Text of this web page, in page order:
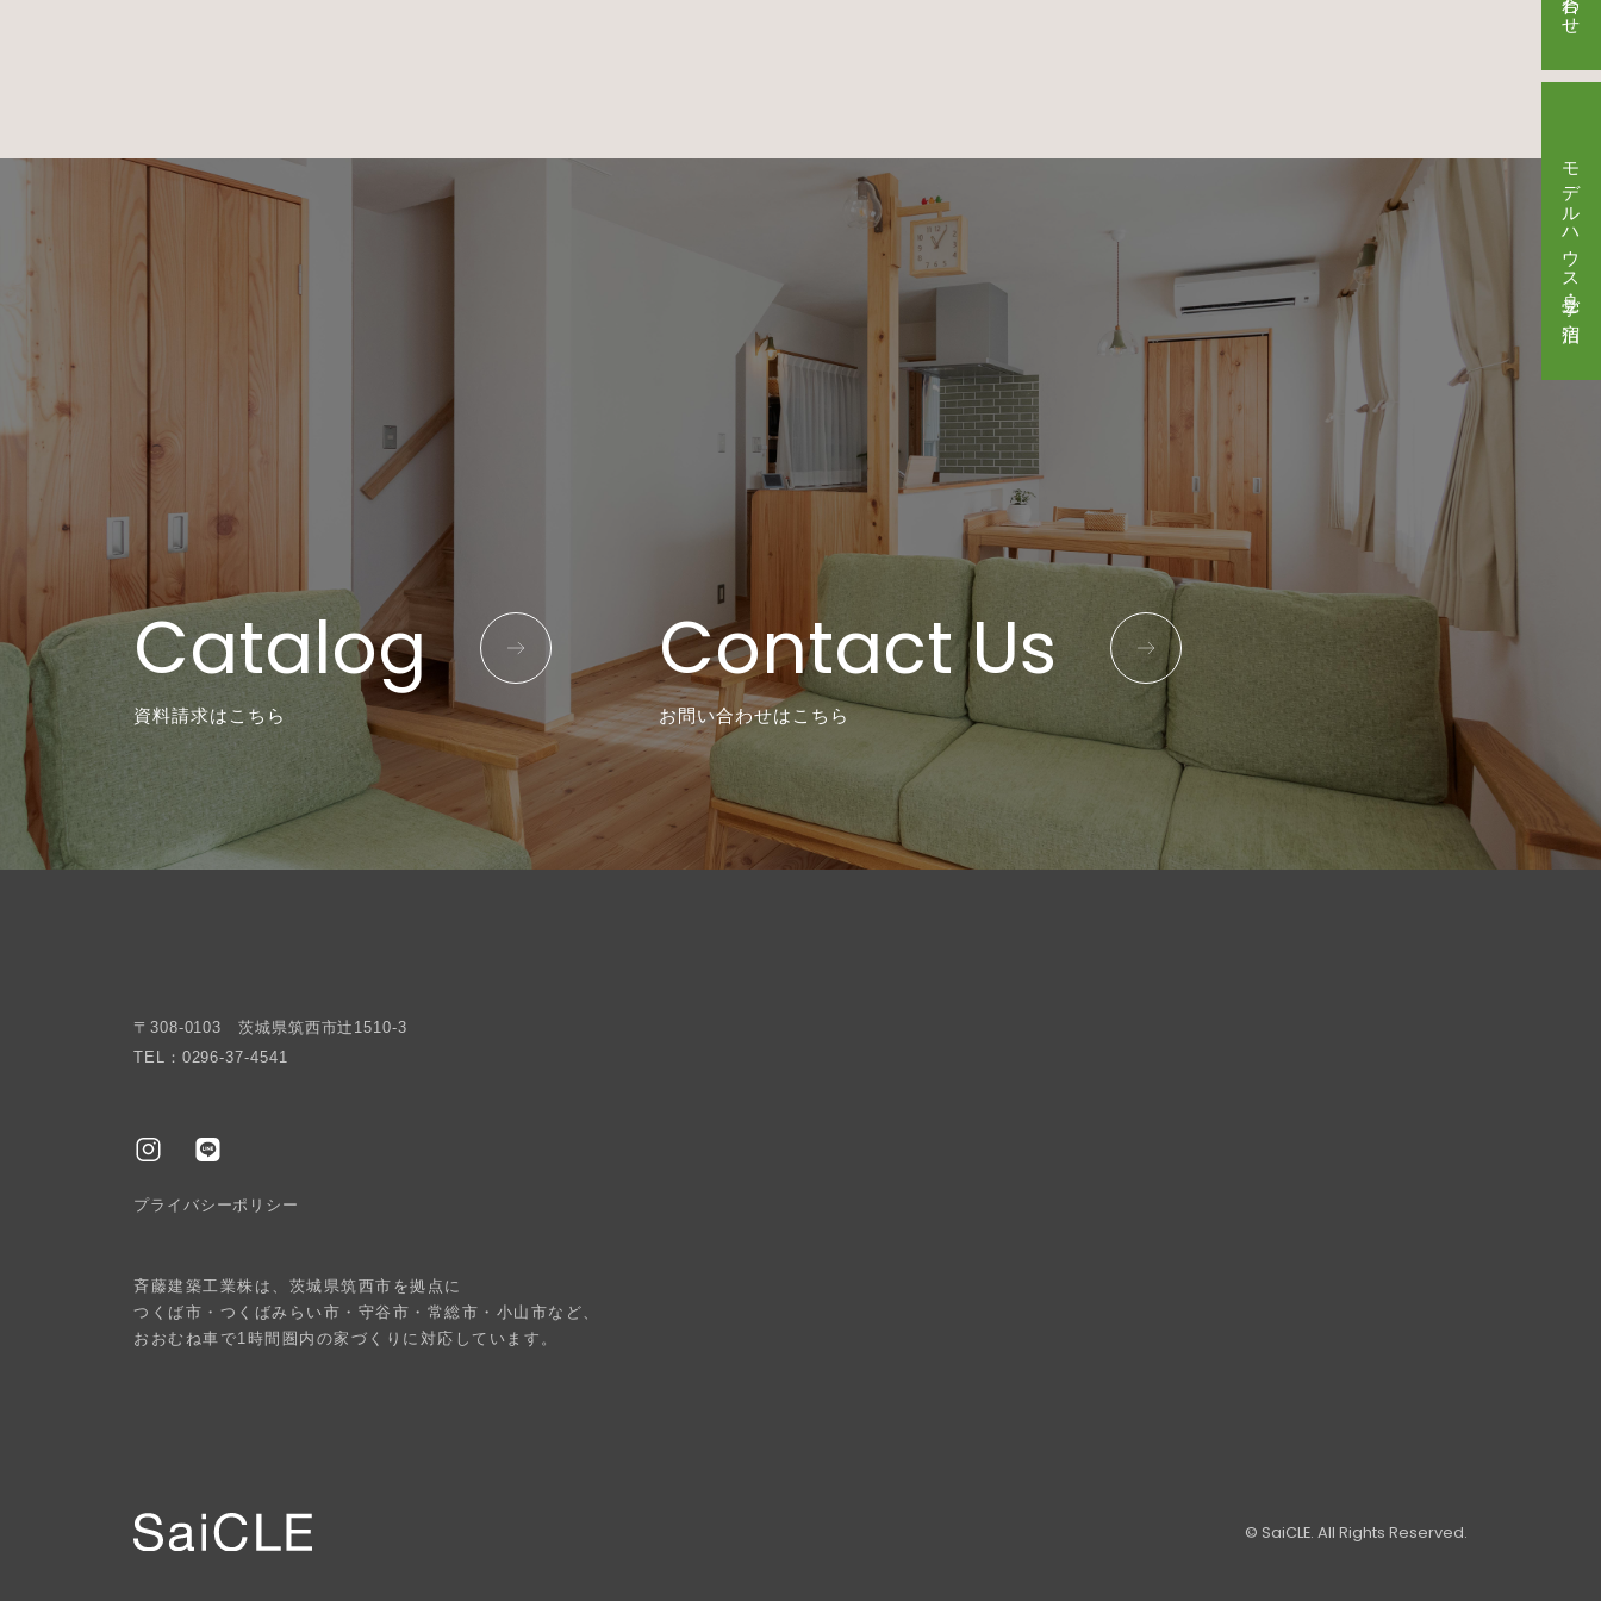
Catalog
資料請求はこちら
Contact Us
お問い合わせはこちら
〒308-0103 茨城県筑西市辻1510-3
TEL：0296-37-4541
プライバシーポリシー
斉藤建築工業株は、茨城県筑西市を拠点に
つくば市・つくばみらい市・守谷市・常総市・小山市など、
おおむね車で1時間圏内の家づくりに対応しています。
© SaiCLE. All Rights Reserved.
モデルハウス見学・ご宿泊